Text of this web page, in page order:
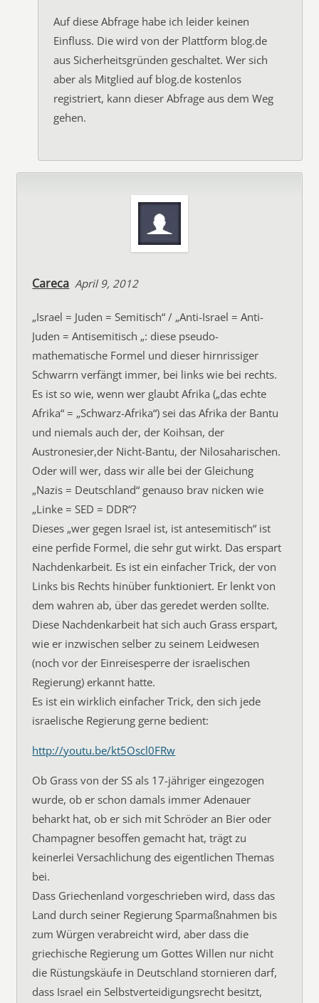
Auf diese Abfrage habe ich leider keinen
Einfluss. Die wird von der Plattform blog.de
aus Sicherheitsgründen geschaltet. Wer sich
aber als Mitglied auf blog.de kostenlos
registriert, kann dieser Abfrage aus dem Weg
gehen.
Careca April 9, 2012
„Israel = Juden = Semitisch“ / „Anti-Israel = Anti-
Juden = Antisemitisch „: diese pseudo-
mathematische Formel und dieser hirnrissiger
Schwarrn verfängt immer, bei links wie bei rechts.
Es ist so wie, wenn wer glaubt Afrika („das echte
Afrika“ = „Schwarz-Afrika“) sei das Afrika der Bantu
und niemals auch der, der Koihsan, der
Austronesier,der Nicht-Bantu, der Nilosaharischen.
Oder will wer, dass wir alle bei der Gleichung
„Nazis = Deutschland“ genauso brav nicken wie
„Linke = SED = DDR“?
Dieses „wer gegen Israel ist, ist antesemitisch“ ist
eine perfide Formel, die sehr gut wirkt. Das erspart
Nachdenkarbeit. Es ist ein einfacher Trick, der von
Links bis Rechts hinüber funktioniert. Er lenkt von
dem wahren ab, über das geredet werden sollte.
Diese Nachdenkarbeit hat sich auch Grass erspart,
wie er inzwischen selber zu seinem Leidwesen
(noch vor der Einreisesperre der israelischen
Regierung) erkannt hatte.
Es ist ein wirklich einfacher Trick, den sich jede
israelische Regierung gerne bedient:
http://youtu.be/kt5Oscl0FRw
Ob Grass von der SS als 17-jähriger eingezogen
wurde, ob er schon damals immer Adenauer
beharkt hat, ob er sich mit Schröder an Bier oder
Champagner besoffen gemacht hat, trägt zu
keinerlei Versachlichung des eigentlichen Themas
bei.
Dass Griechenland vorgeschrieben wird, dass das
Land durch seiner Regierung Sparmaßnahmen bis
zum Würgen verabreicht wird, aber dass die
griechische Regierung um Gottes Willen nur nicht
die Rüstungskäufe in Deutschland stornieren darf,
dass Israel ein Selbstverteidigungsrecht besitzt,